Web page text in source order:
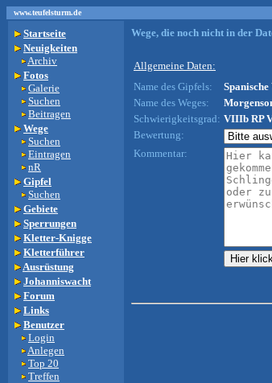
www.teufelsturm.de
Startseite
Neuigkeiten
Archiv
Fotos
Galerie
Suchen
Beitragen
Wege
Suchen
Eintragen
nR
Gipfel
Suchen
Gebiete
Sperrungen
Kletter-Knigge
Kletterführer
Ausrüstung
Johanniswacht
Forum
Links
Benutzer
Login
Anlegen
Top 20
Treffen
Wege, die noch nicht in der
Allgemeine Daten:
Name des Gipfels:
Name des Weges:
Schwierigkeitsgrad: VIIIb RP
Bewertung:
Kommentar: